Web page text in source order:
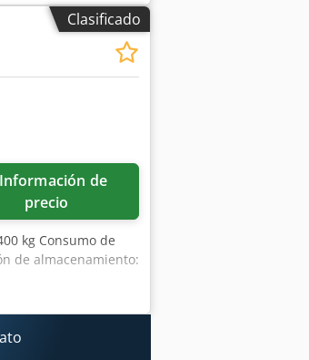
kg Codpfxsvvkd
Clasificado
precio
kg Consumo de
de almacenamiento: